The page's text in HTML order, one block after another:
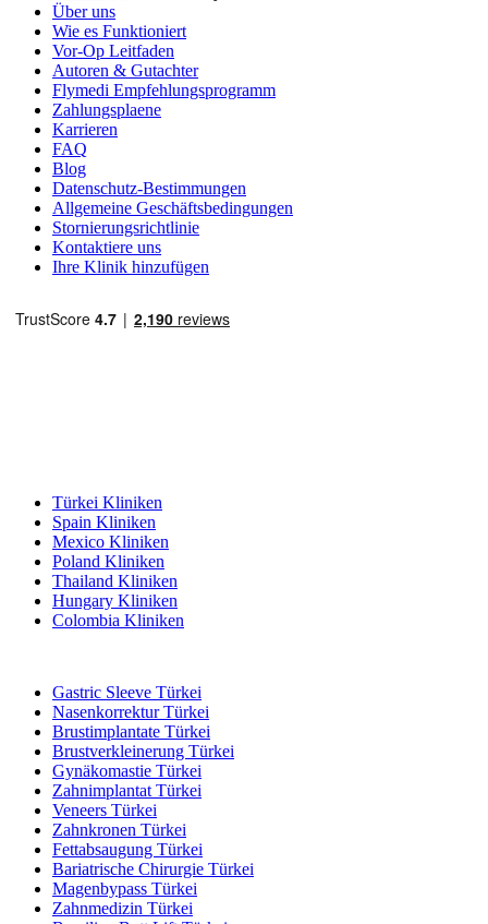
Über uns
Wie es Funktioniert
Vor-Op Leitfaden
Autoren & Gutachter
Flymedi Empfehlungsprogramm
Zahlungsplaene
Karrieren
FAQ
Blog
Datenschutz-Bestimmungen
Allgemeine Geschäftsbedingungen
Stornierungsrichtlinie
Kontaktiere uns
Ihre Klinik hinzufügen
Türkei Kliniken
Spain Kliniken
Mexico Kliniken
Poland Kliniken
Thailand Kliniken
Hungary Kliniken
Colombia Kliniken
Gastric Sleeve Türkei
Nasenkorrektur Türkei
Brustimplantate Türkei
Brustverkleinerung Türkei
Gynäkomastie Türkei
Zahnimplantat Türkei
Veneers Türkei
Zahnkronen Türkei
Fettabsaugung Türkei
Bariatrische Chirurgie Türkei
Magenbypass Türkei
Zahnmedizin Türkei